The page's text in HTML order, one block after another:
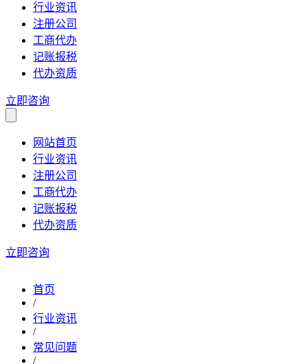
行业资讯
注册公司
工商代办
记账报税
代办资质
立即咨询
网站首页
行业资讯
注册公司
工商代办
记账报税
代办资质
立即咨询
首页
/
行业资讯
/
常见问题
/